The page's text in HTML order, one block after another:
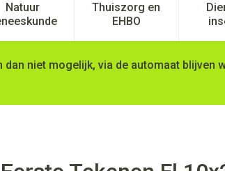
kinderen categorie
Vitaliteit 50+ categorie
Natuur
Toon submenu voor Natuur
Thuiszorg en
EHBOToon submenu
niet mogelijk, via de automaat blijven